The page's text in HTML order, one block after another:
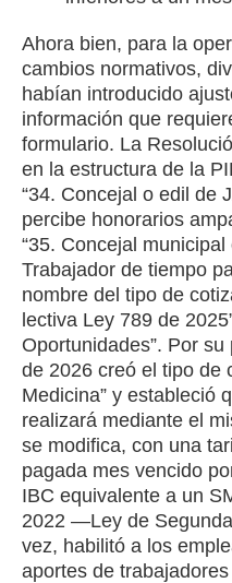
Ahora bien, para la
cambios normativos,
habían introducido
información que
formulario. La
en la estructura de la
“34. Concejal o edil de
percibe honorarios
“35. Concejal municipal
Trabajador de tiempo
nombre del tipo de
lectiva Ley 789 de
Oportunidades”. Por
de 2026 creó el tipo de
Medicina” y estableció
realizará mediante el
se modifica, con una
pagada mes vencido
IBC equivalente a un
2022 —Ley de
vez, habilitó a los
aportes de